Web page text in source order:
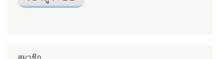
สมาชิก